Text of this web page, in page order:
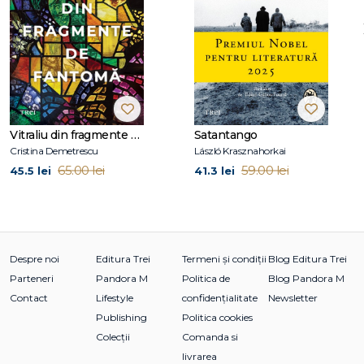
Vitraliu din fragmente de fantomă
Cristina Demetrescu
45.5 lei 65.00 lei
Satantango
László Krasznahorkai
41.3 lei 59.00 lei
Despre noi
Parteneri
Contact
Editura Trei
Pandora M
Lifestyle
Publishing
Colecții
Termeni și condiții
Politica de
confidențialitate
Politica cookies
Comanda si
livrarea
Blog Editura Trei
Blog Pandora M
Newsletter